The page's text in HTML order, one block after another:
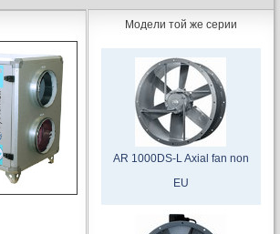
Модели той же серии
AR 1000DS-L Axial fan non
EU